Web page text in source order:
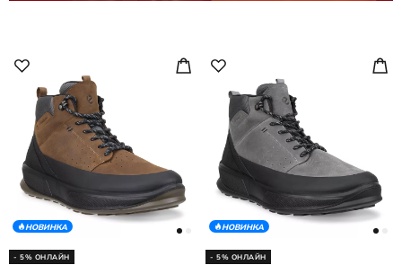
НОВИНКА
- 5% ОНЛАЙН
НОВИНКА
- 5% ОНЛАЙН